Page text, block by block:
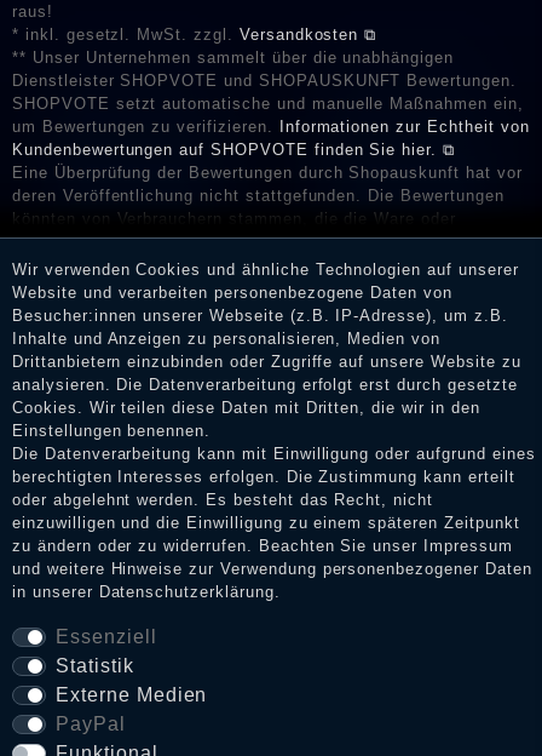
raus!
* inkl. gesetzl. MwSt. zzgl. Versandkosten ⧉
** Unser Unternehmen sammelt über die unabhängigen
Dienstleister SHOPVOTE und SHOPAUSKUNFT Bewertungen.
SHOPVOTE setzt automatische und manuelle Maßnahmen ein,
um Bewertungen zu verifizieren.
Informationen zur Echtheit von
Kundenbewertungen auf SHOPVOTE finden Sie hier. ⧉
Eine Überprüfung der Bewertungen durch Shopauskunft hat vor
deren Veröffentlichung nicht stattgefunden. Die Bewertungen
könnten von Verbrauchern stammen, die die Ware oder
Dienstleistungen gar nicht erworben oder genutzt haben. Nach
Erhalt einer Benachrichtigungs-E-Mail können Händler die
Bewertungen verifizieren und über die erfolgte Verifizierung im
Shop informieren.
Impressum
Daten­schutz­erklärung
AGB
Widerrufs­recht
VERTRAG WIDERRUFEN
Wir verwenden Cookies und ähnliche Technologien auf unserer
Website und verarbeiten personenbezogene Daten von
Besucher:innen unserer Webseite (z.B. IP-Adresse), um z.B.
Inhalte und Anzeigen zu personalisieren, Medien von
Drittanbietern einzubinden oder Zugriffe auf unsere Website zu
analysieren. Die Datenverarbeitung erfolgt erst durch gesetzte
Cookies. Wir teilen diese Daten mit Dritten, die wir in den
Einstellungen benennen.
Die Datenverarbeitung kann mit Einwilligung oder aufgrund eines
berechtigten Interesses erfolgen. Die Zustimmung kann erteilt
oder abgelehnt werden. Es besteht das Recht, nicht
einzuwilligen und die Einwilligung zu einem späteren Zeitpunkt
zu ändern oder zu widerrufen. Beachten Sie unser
Impressum
und weitere Hinweise zur Verwendung personenbezogener Daten
in unserer Daten­schutz­erklärung.
Essenziell
Statistik
Externe Medien
PayPal